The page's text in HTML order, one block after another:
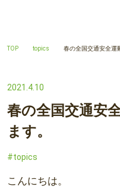
TOP topics 春の全国交通安全運
2021.4.10
春の全国交通安
ます。
topics
こんにちは。